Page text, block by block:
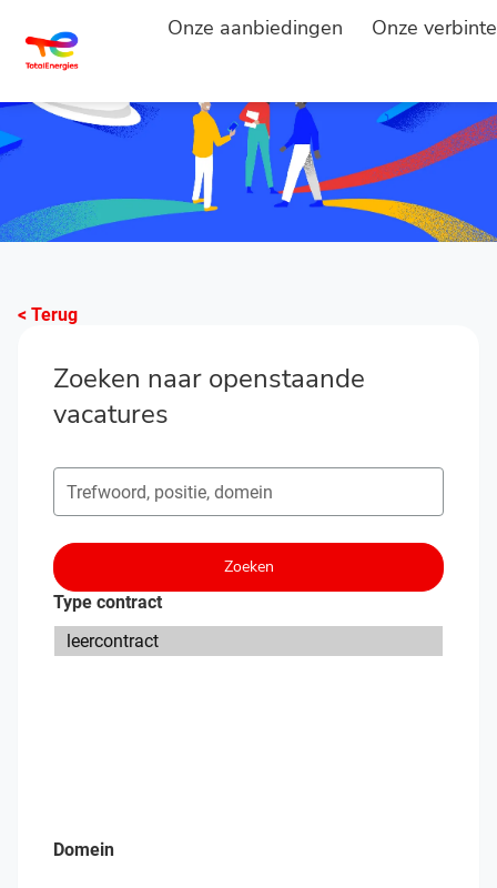
Onze aanbiedingen Onze
< Terug
Zoeken naar openstaande
vacatures
Zoeken naar open posities
Zoeken
Type contract
Domein